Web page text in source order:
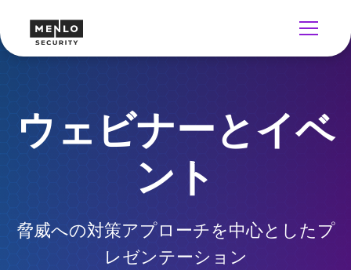
ウェビナーとイベ
ント
脅威への対策アプローチを中心としたプ
レゼンテーション